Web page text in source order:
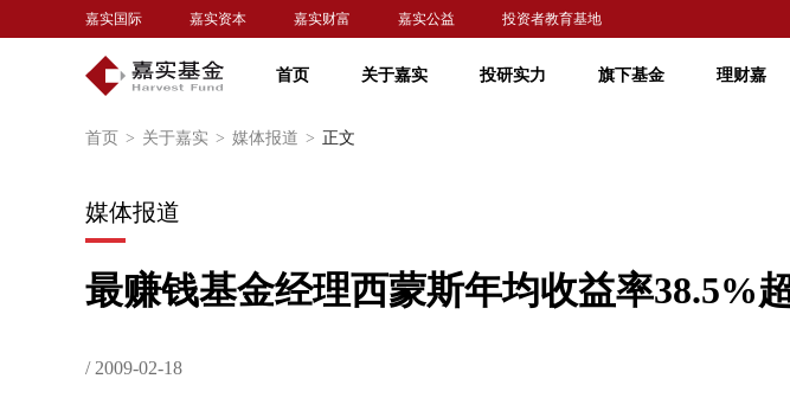
嘉实国际 嘉实资本 嘉实财富 嘉实公益 投资者教育基地
首页 关于嘉实 投研实力 旗下基金 理财嘉
首页 > 关于嘉实 > 媒体报道 > 正文
媒体报道
最赚钱基金经理西蒙斯年均收益率38.5%
/ 2009-02-18